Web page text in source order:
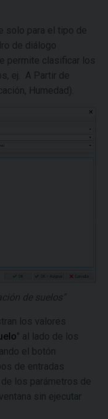
solo para el tipo de
de diálogo
permite clasificar los
ej. A Partir de
Humedad).
de suelos"
los valores
" al lado de los
el botón
de entradas
los parámetros de
sin ejecutar